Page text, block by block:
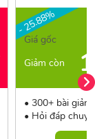
- 25.88%
Giá gốc
Giảm còn
• 300+ bài
• Hỏi đáp